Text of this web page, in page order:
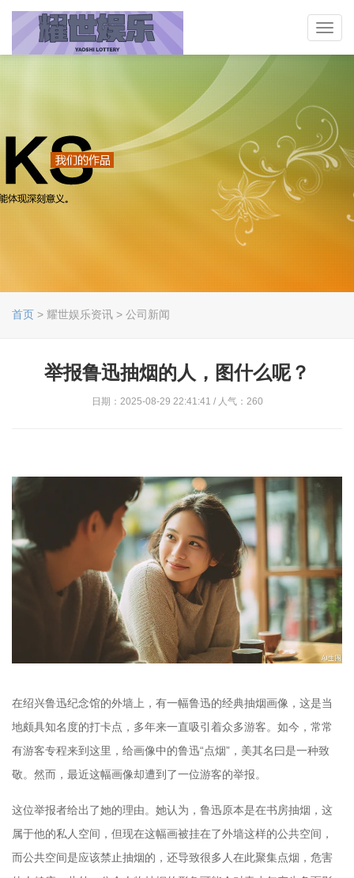
首页 > 耀世娱乐资讯 > 公司新闻
举报鲁迅抽烟的人，图什么呢？
日期：2025-08-29 22:41:41 / 人气：260
在绍兴鲁迅纪念馆的外墙上，有一幅鲁迅的经典抽烟画像，这是当
地颇具知名度的打卡点，多年来一直吸引着众多游客。如今，常常
有游客专程来到这里，给画像中的鲁迅“点烟”，美其名曰是一种致
敬。然而，最近这幅画像却遭到了一位游客的举报。
这位举报者给出了她的理由。她认为，鲁迅原本是在书房抽烟，这
属于他的私人空间，但现在这幅画被挂在了外墙这样的公共空间，
而公共空间是应该禁止抽烟的，还导致很多人在此聚集点烟，危害